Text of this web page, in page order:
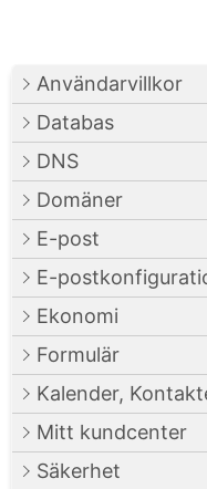
Användarvillkor
Databas
DNS
Domäner
E-post
E-
Ekonomi
Formulär
Kalender,
Mitt kundcenter
Säkerhet